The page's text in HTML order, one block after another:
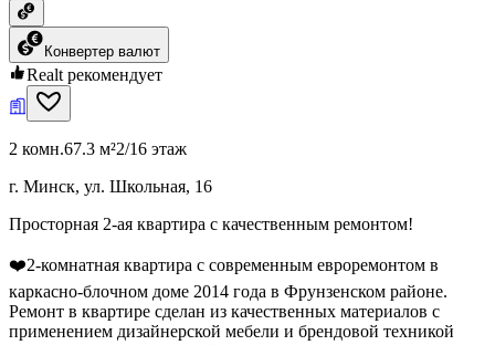
Конвертер валют
Realt рекомендует
2 комн.67.3 м²2/16 этаж
г. Минск, ул. Школьная, 16
Просторная 2-ая квартира с качественным ремонтом!
❤️2-комнатная квартира с современным евроремонтом в
каркасно-блочном доме 2014 года в Фрунзенском районе.
Ремонт в квартире сделан из качественных материалов с
применением дизайнерской мебели и брендовой техникой